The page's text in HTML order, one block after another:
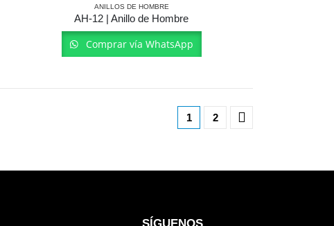
ANILLOS DE HOMBRE
AH-12 | Anillo de Hombre
Comprar vía WhatsApp
1 2
SÍGUENOS